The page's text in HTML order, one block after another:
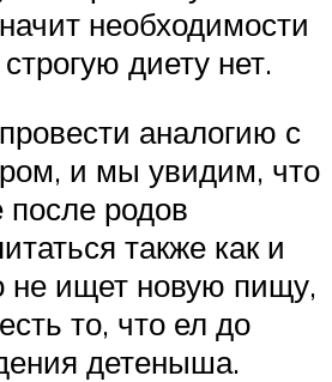
необходимости
диету нет.
аналогию с
и мы увидим, что
родов
также как и
не ищет новую пищу,
то, что ел до
детеныша.